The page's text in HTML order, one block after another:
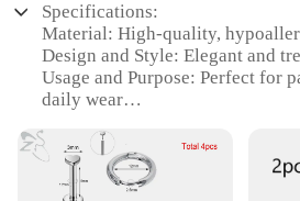
Specifications:
Material: High-quality,
Design and Style: Elegant and
Usage and Purpose: Perfect for
daily wear
types
Performance and Property:
tarnish